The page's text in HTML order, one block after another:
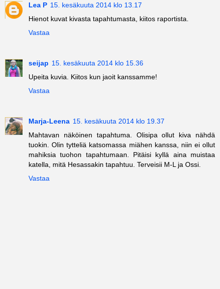
Lea P 15. kesäkuuta 2014 klo 13.17
Hienot kuvat kivasta tapahtumasta, kiitos raportista.
Vastaa
seijap 15. kesäkuuta 2014 klo 15.36
Upeita kuvia. Kiitos kun jaoit kanssamme!
Vastaa
Marja-Leena 15. kesäkuuta 2014 klo 19.37
Mahtavan näköinen tapahtuma. Olisipa ollut kiva nähdä
tuokin. Olin tytteliä katsomassa miähen kanssa, niin ei ollut
mahiksia tuohon tapahtumaan. Pitäisi kyllä aina muistaa
katella, mitä Hesassakin tapahtuu. Terveisii M-L ja Ossi.
Vastaa